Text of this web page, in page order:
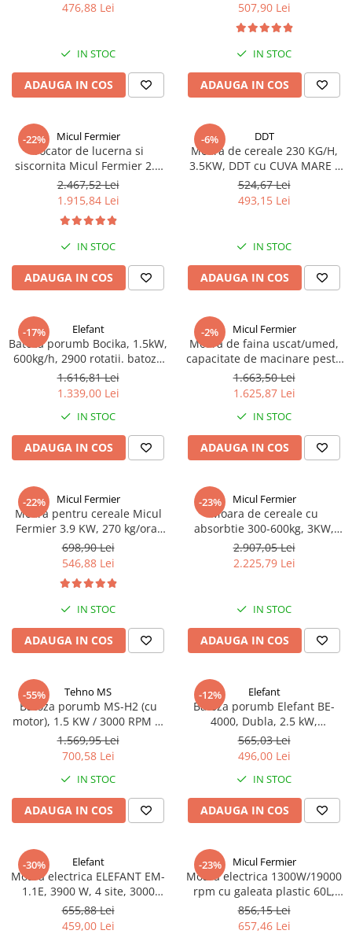
Truse de scule
Ventuze cu brate pentru transport
Vibratoare beton
Masini de facut paine
Pachete electrocasnice
incorporabile
Seturi oale
SANDWICH MAKER
Storcatoare de fructe
Televizoare
476,88 Lei
IN STOC
ADAUGA IN COS
0295
507,90 Lei
IN STOC
ADAUGA IN COS
-22% Micul Fermier
Tocator de lucerna si
siscornita Micul Fermier 2.8
KW, 400 KG/H, GF-1336
2.467,52 Lei
1.915,84 Lei
IN STOC
ADAUGA IN COS
-6% DDT
Moara de cereale 230 KG/H,
3.5KW, DDT cu CUVA MARE -
Suport solid
524,67 Lei
493,15 Lei
IN STOC
ADAUGA IN COS
-17% Elefant
Batoza porumb Bocika, 1.5kW,
600kg/h, 2900 rotatii. batoza
rapida, 45 litri Ucraina
1.616,81 Lei
1.339,00 Lei
IN STOC
ADAUGA IN COS
-2% Micul Fermier
Moara de faina uscat/umed,
capacitate de macinare peste
250kg, 2.2KW, 9FZ-21, Micul
Fermier GF-2149
1.663,50 Lei
1.625,87 Lei
IN STOC
ADAUGA IN COS
-22% Micul Fermier
Moara pentru cereale Micul
Fermier 3.9 KW, 270 kg/ora,
cuva mare 10 kg, sac, GF-
0063-S001- G02
698,90 Lei
546,88 Lei
IN STOC
ADAUGA IN COS
-23% Micul Fermier
Moara de cereale cu
absorbtie 300-600kg, 3KW,
A9FZ-21, Micul Fermier GF-
2148
2.907,05 Lei
2.225,79 Lei
IN STOC
ADAUGA IN COS
-55% Tehno MS
Batoza porumb MS-H2 (cu
motor), 1.5 KW / 3000 RPM si
tensiune de 220V, productie
2500 kg/h
1.569,95 Lei
700,58 Lei
IN STOC
ADAUGA IN COS
-12% Elefant
Batoza porumb Elefant BE-
4000, Dubla, 2.5 kW,
productie 300 kg/h, 2900rpm,
transmisie curea
565,03 Lei
496,00 Lei
IN STOC
ADAUGA IN COS
-30% Elefant
Moara electrica ELEFANT EM-
1.1E, 3900 W, 4 site, 3000
rot/min
655,88 Lei
459,00 Lei
-23% Micul Fermier
Moara electrica 1300W/19000
rpm cu galeata plastic 60L,
Micul Fermier GF-2453
856,15 Lei
657,46 Lei